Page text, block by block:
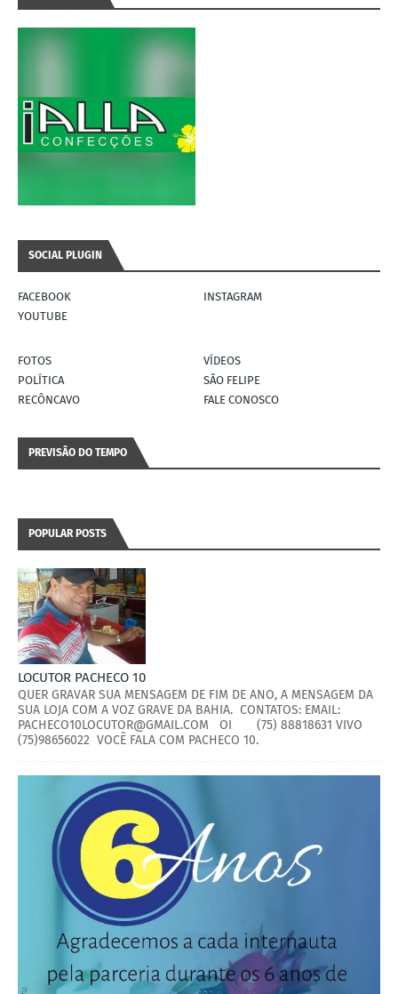
SOCIAL PLUGIN
FACEBOOK
INSTAGRAM
YOUTUBE
FOTOS
VÍDEOS
POLÍTICA
SÃO FELIPE
RECÔNCAVO
FALE CONOSCO
PREVISÃO DO TEMPO
POPULAR POSTS
LOCUTOR PACHECO 10
QUER GRAVAR SUA MENSAGEM DE FIM DE ANO, A MENSAGEM DA
SUA LOJA COM A VOZ GRAVE DA BAHIA. CONTATOS: EMAIL:
PACHECO10LOCUTOR@GMAIL.COM OI (75) 88818631 VIVO
(75)98656022 VOCÊ FALA COM PACHECO 10.